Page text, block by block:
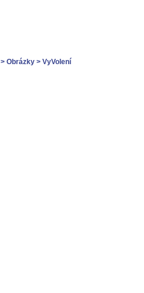
> Obrázky > VyVolení